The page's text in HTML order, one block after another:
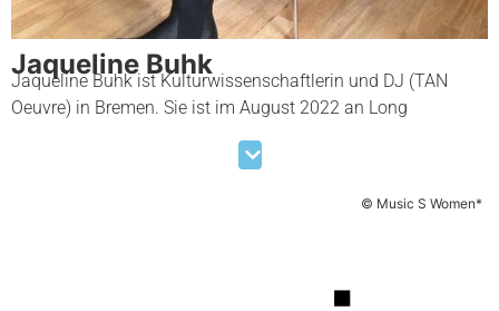
Jaqueline Buhk
Jaqueline Buhk ist Kulturwissenschaftlerin und DJ (TAN
Oeuvre) in Bremen. Sie ist im August 2022 an Long
und im Clubkontext anzutreffen. Durch die Krankheit ist sie
Präsenz im Nachtleben, aber auch ihr Hörverhalten radikal
© Music S Women*